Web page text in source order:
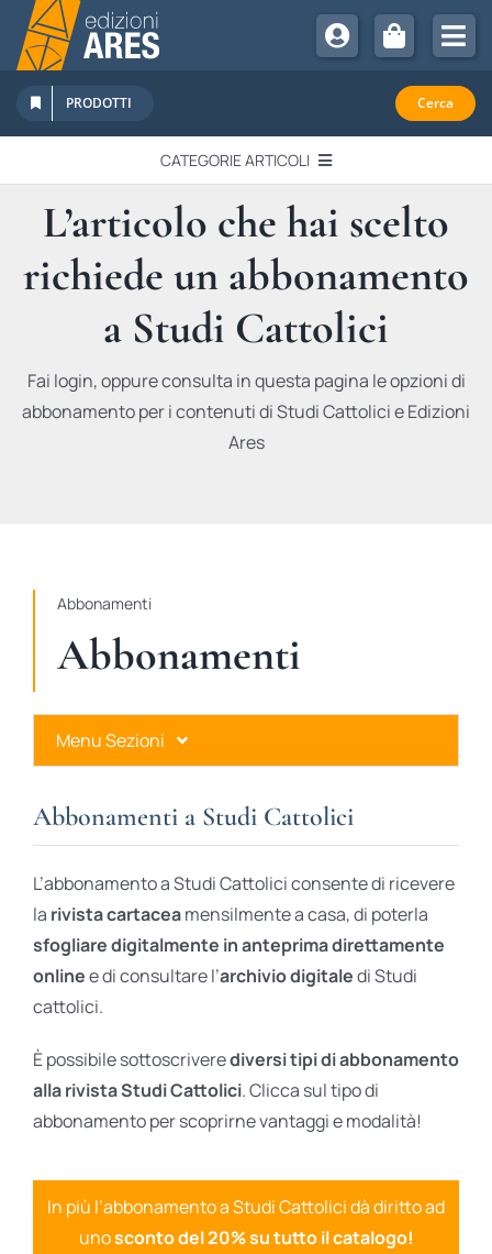
Salta
contenuto
Chi Siamo
Sostienici
Abbonamenti
Promozioni
Newsletter
PRODOTTI Cerca
CATEGORIE ARTICOLI
EDITORIALI
IN QUESTO NUMERO
RECENSIONI
L’articolo che hai scelto
richiede un abbonamento
a Studi Cattolici
Fai login, oppure consulta in questa pagina le opzioni di
abbonamento per i contenuti di Studi Cattolici e Edizioni
Ares
Abbonamenti
Abbonamenti
Menu Sezioni
Ares Gold
Ares Digital
Ares Gift Card
Abbonamenti a Studi Cattolici
L’abbonamento a Studi Cattolici consente di ricevere
la rivista cartaceamensilmente a casa, di poterla
sfogliare digitalmente in anteprima direttamente
onlinee di consultare l’archivio digitaledi Studi
cattolici.
È possibile sottoscriverediversi tipi di abbonamento
alla rivista Studi Cattolici. Clicca sul tipo di
abbonamento per scoprirne vantaggi e modalità!
In più l’abbonamento a Studi Cattolici dà diritto ad
unosconto del 20% su tutto il catalogo!